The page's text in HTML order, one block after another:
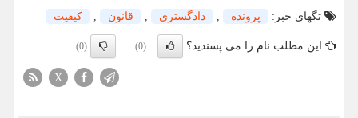
تگهای خبر:
پرونده , دادگستری , قانون , كیفیت
این مطلب نام را می پسندید؟ (0)
(0)
X